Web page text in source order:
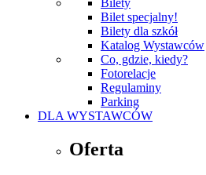
Bilety
Bilet specjalny!
Bilety dla szkół
Katalog Wystawców
Co, gdzie, kiedy?
Fotorelacje
Regulaminy
Parking
DLA WYSTAWCÓW
Oferta